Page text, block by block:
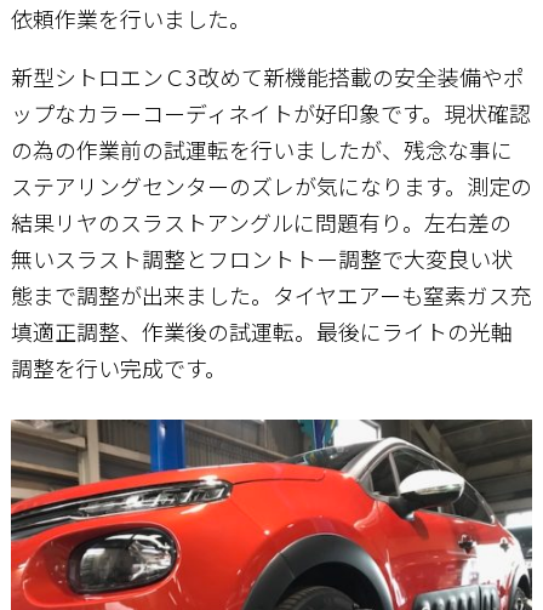
お問い合わせ
依頼作業を行いました。
新型シトロエンＣ3改めて新機能搭載の安全装備やポ
ップなカラーコーディネイトが好印象です。現状確認
の為の作業前の試運転を行いましたが、残念な事に
ステアリングセンターのズレが気になります。測定の
結果リヤのスラストアングルに問題有り。左右差の
無いスラスト調整とフロントトー調整で大変良い状
態まで調整が出来ました。タイヤエアーも窒素ガス充
填適正調整、作業後の試運転。最後にライトの光軸
調整を行い完成です。